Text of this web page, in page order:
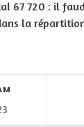
67 720 : il
la